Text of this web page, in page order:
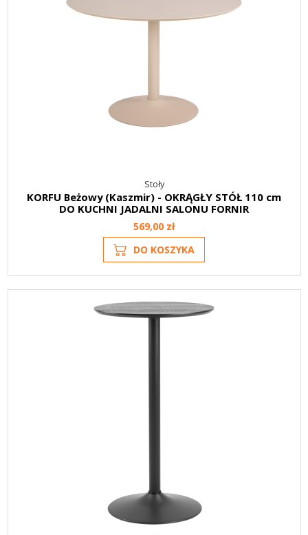
Stoły
KORFU Beżowy (Kaszmir) - OKRĄGŁY STÓŁ 110 cm
DO KUCHNI JADALNI SALONU FORNIR
569,00 zł
DO KOSZYKA